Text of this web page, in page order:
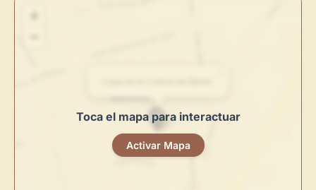
+
Toca el mapa para interactuar
Activar Mapa
centro de control para gestionar todo tu arte.
Publica y gestiona tus obras